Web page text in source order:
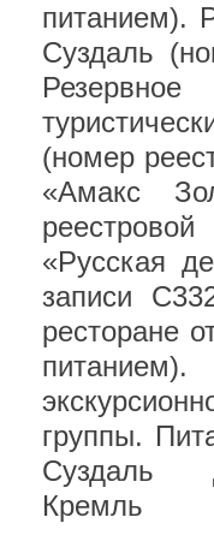
питанием).
Суздаль
(номер
«Амакс
«Русская
записи
ресторане
группы.
Суздаль
Кремль